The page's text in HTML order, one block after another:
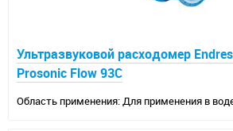
Ультразвуковой расходомер
Prosonic Flow 93C
Область применения: Для применения в